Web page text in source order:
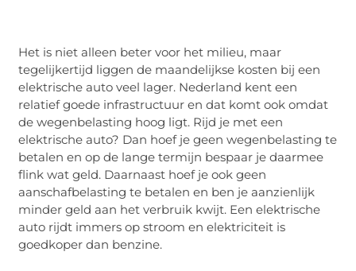
Het is niet alleen beter voor het milieu, maar
tegelijkertijd liggen de maandelijkse kosten bij een
elektrische auto veel lager. Nederland kent een
relatief goede infrastructuur en dat komt ook omdat
de wegenbelasting hoog ligt. Rijd je met een
elektrische auto? Dan hoef je geen wegenbelasting te
betalen en op de lange termijn bespaar je daarmee
flink wat geld. Daarnaast hoef je ook geen
aanschafbelasting te betalen en ben je aanzienlijk
minder geld aan het verbruik kwijt. Een elektrische
auto rijdt immers op stroom en elektriciteit is
goedkoper dan benzine.